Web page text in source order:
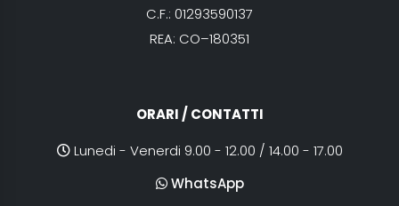
C.F.: 01293590137
REA: CO–180351
ORARI / CONTATTI
Lunedi - Venerdi 9.00 - 12.00 / 14.00 - 17.00
WhatsApp